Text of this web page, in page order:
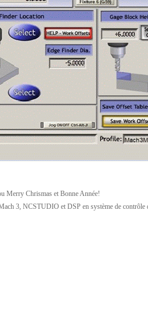
Merry Chrismas et Bonne Année!
3, NCSTUDIO et DSP en système de